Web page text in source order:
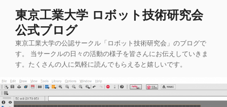
ス
キ
ッ
東京工業大学 ロボット技術研究会
公式ブログ
東京工業大学の公認サークル「ロボット技術研究会」のブログで
す。 当サークルの日々の活動の様子を皆さんにお伝えしていきま
す。たくさんの人に気軽に読んでもらえると嬉しいです。